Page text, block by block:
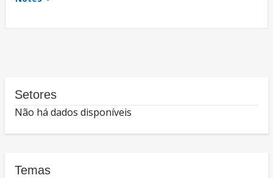
Setores
Não há dados disponíveis
Temas